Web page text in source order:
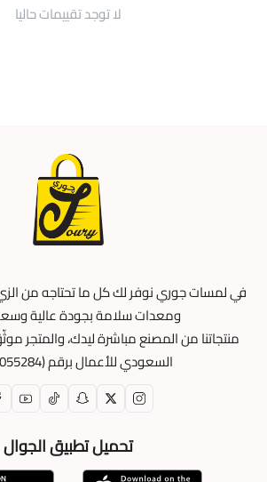
لا توجد تقييمات حاليا
في لمسات جوري نوفر لك كل ما تحتاجه من
ومعدات سلامة بجودة عالية
منتجاتنا من المصنع مباشرة ليدك، والمتجر
السعودي للأعمال برقم (0000055284).
تحميل تطبيق الجوال